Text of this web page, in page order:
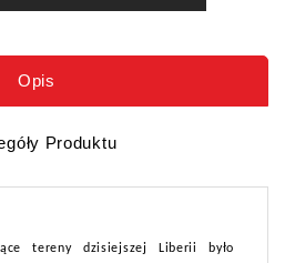
Opis
Produktu
tereny dzisiejszej Liberii było